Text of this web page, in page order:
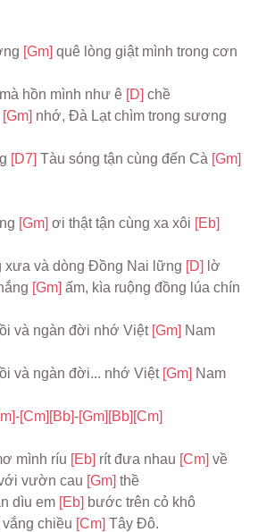
[Gm]
hồn mình như ê [D] chề
[Gm]
[D7] Tàu sóng tận cùng đến Cà
[Gm] ơi thật tận cùng xa xôi
xưa và dòng Đồng Nai lững [D] lờ
[Gm]
và ngàn đời nhớ Việt [Gm]
và ngàn đời... nhớ Việt [Gm] Nam
-[Cm] [Bb]-[Gm] [Bb] [Cm]
mình ríu [Eb] rít đưa nhau [Cm] về
vườn cau [Gm] thề
dìu em [Eb] bước trên cỏ khô
chiều [Cm] Tây Đô.